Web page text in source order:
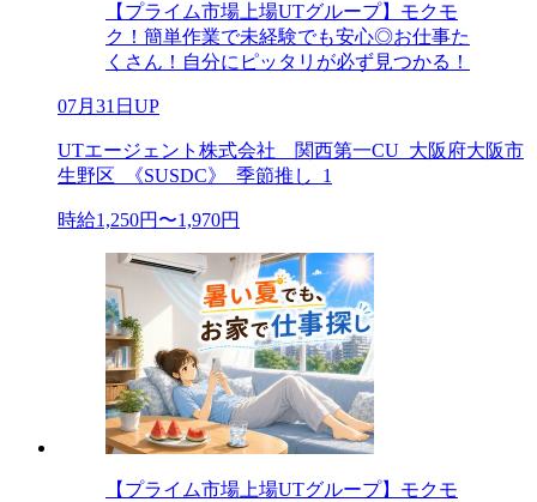
【プライム市場上場UTグループ】モクモ
ク！簡単作業で未経験でも安心◎お仕事た
くさん！自分にピッタリが必ず見つかる！
07月31日UP
UTエージェント株式会社 関西第一CU_大阪府大阪市
生野区_《SUSDC》_季節推し_1
時給1,250円〜1,970円
【プライム市場上場UTグループ】モクモ